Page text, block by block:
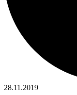
28.11.2019